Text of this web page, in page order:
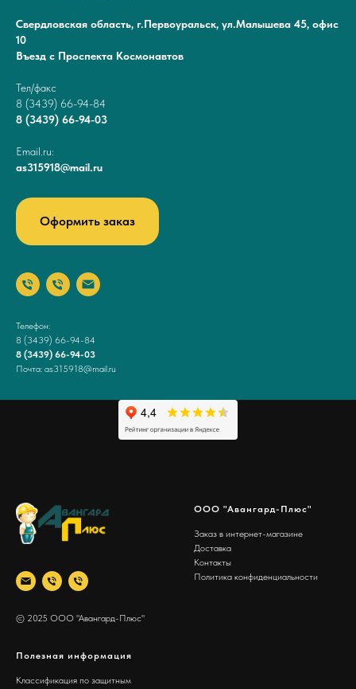
Свердловская область, г.Первоуральск, ул.Малышева 45, офис
10
Въезд с Проспекта Космонавтов
Тел/факс
8 (3439) 66-94-84
8 (3439) 66-94-03
Email.ru:
as315918@mail.ru
Оформить заказ
Телефон:
8 (3439) 66-94-84
8 (3439) 66-94-03
Почта: as315918@mail.ru
© 2025 ООО "Авангард-Плюс"
ООО "Авангард-Плюс"
Заказ в интернет-магазине
Доставка
Контакты
Политика конфиденциальности
Полезная информация
Классификация по защитным